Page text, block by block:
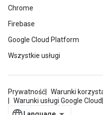
Chrome
Firebase
Google Cloud Platform
Wszystkie usługi
Prywatność
Warunki
Warunki usługi Google Cloud